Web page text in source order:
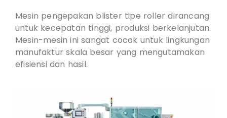
Mesin pengepakan blister tipe roller dirancang
untuk kecepatan tinggi, produksi berkelanjutan.
Mesin-mesin ini sangat cocok untuk lingkungan
manufaktur skala besar yang mengutamakan
efisiensi dan hasil.